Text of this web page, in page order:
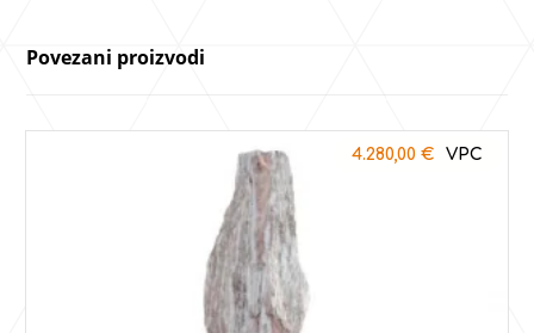
Povezani proizvodi
4.280,00 €